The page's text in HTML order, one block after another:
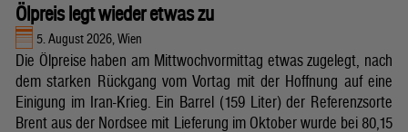
Ölpreis legt wieder etwas zu
5. August 2026, Wien
Die Ölpreise haben am Mittwochvormittag etwas zugelegt, nach
dem starken Rückgang vom Vortag mit der Hoffnung auf eine
Einigung im Iran-Krieg. Ein Barrel (159 Liter) der Referenzsorte
Brent aus der Nordsee mit Lieferung im Oktober wurde bei 80,15